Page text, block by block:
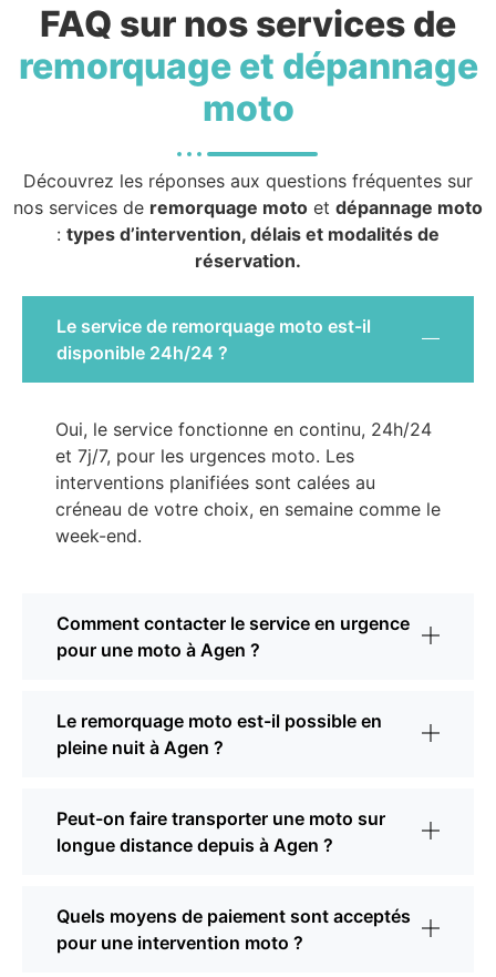
FAQ sur nos services de
remorquage et dépannage
moto
Découvrez les réponses aux questions fréquentes sur
nos services de remorquage moto et dépannage moto
: types d’intervention, délais et modalités de
réservation.
Le service de remorquage moto est-il
disponible 24h/24 ?
Oui, le service fonctionne en continu, 24h/24
et 7j/7, pour les urgences moto. Les
interventions planifiées sont calées au
créneau de votre choix, en semaine comme le
week-end.
Comment contacter le service en urgence
pour une moto à Agen ?
Le remorquage moto est-il possible en
pleine nuit à Agen ?
Peut-on faire transporter une moto sur
longue distance depuis à Agen ?
Quels moyens de paiement sont acceptés
pour une intervention moto ?